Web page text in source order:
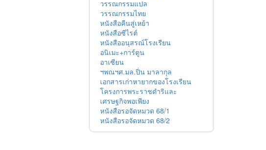
วรรณกรรมแปล
วรรณกรรมไทย
หนังสือคืนสู่เหย้า
หนังสือซีไรต์
หนังสืออนุสรณ์โรงเรียน
อนิเมะ+การ์ตูน
อาเซียน
ฯพณฯศ.มล.ปิ่น มาลากุล
เอกสารเก่าหายากของโรงเรียน
โครงการพระราชดำริและ
เศรษฐกิจพอเพียง
หนังสือรอจัดหมวด 68/1
หนังสือรอจัดหมวด 68/2